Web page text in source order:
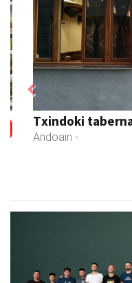
Txindoki taberna
Andoain -
Previous